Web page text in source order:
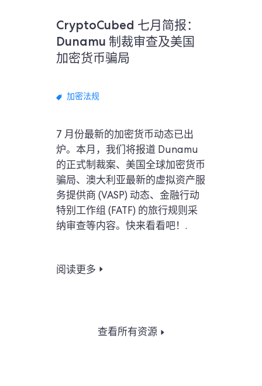
CryptoCubed 七月简报：
Dunamu 制裁审查及美国
加密货币骗局
加密法规
7 月份最新的加密货币动态已出
炉。本月，我们将报道 Dunamu
的正式制裁案、美国全球加密货币
骗局、澳大利亚最新的虚拟资产服
务提供商 (VASP) 动态、金融行动
特别工作组 (FATF) 的旅行规则采
纳审查等内容。快来看看吧！.
阅读更多
查看所有资源